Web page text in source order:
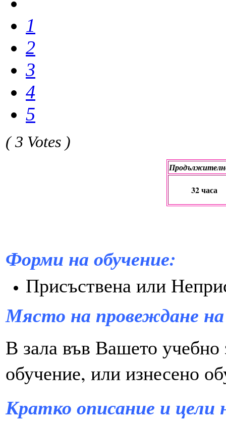
1
2
3
4
5
( 3 Votes )
32 часа
Форми на обучение:
Присъствена или
Място на провеждане
В зала във Вашето учебно
обучение, или изнесено
Кратко описание и цели